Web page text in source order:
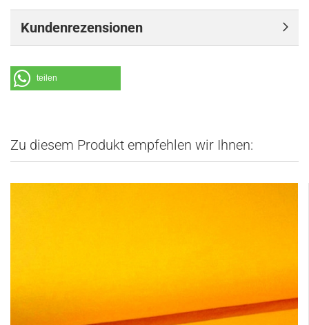
Kundenrezensionen
teilen
Zu diesem Produkt empfehlen wir Ihnen: